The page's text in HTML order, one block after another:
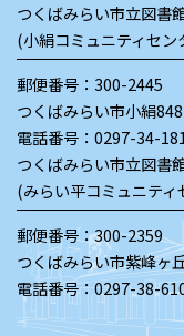
つくばみらい市立図書
(小絹コミュニティセン
郵便番号：300-2445
つくばみらい市小絹
電話番号： 0297-34-
つくばみらい市立図書
(みらい平コミュニテ
郵便番号：300-2359
つくばみらい市紫峰ヶ
電話番号： 0297-38-